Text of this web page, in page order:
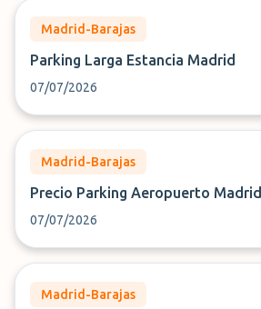
Madrid-Barajas
Parking Larga Estancia Madrid
07/07/2026
Madrid-Barajas
Precio Parking Aeropuerto Madrid
07/07/2026
Madrid-Barajas